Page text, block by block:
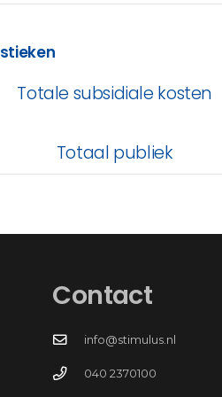
Totale subsidiale kosten
Totaal publiek
Contact
info@stimulus.nl
040 2370100